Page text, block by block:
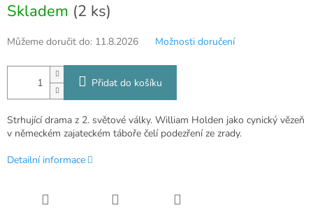
cena:
Skladem (2 ks)
Můžeme doručit do: 11.8.2026 Možnosti doručení
Přidat do košíku
Strhující drama z 2. světové války. William Holden jako cynický vězeň
v německém zajateckém táboře čelí podezření ze zrady.
Detailní informace